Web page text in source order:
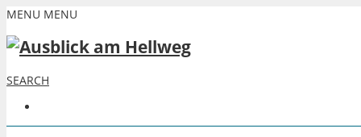
MENU MENU
SEARCH